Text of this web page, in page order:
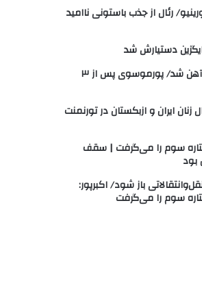
رئال از جذب باستونی ناامید
دستیارش شد
ویسی سرمربی ذوب آهن شد/ پورموسوی پس از ۳
ایران و ازبکستان در تورنمنت
سوم را می‌گرفت | سقف
باز شود/ اکبرپور:
سوم را می‌گرفت